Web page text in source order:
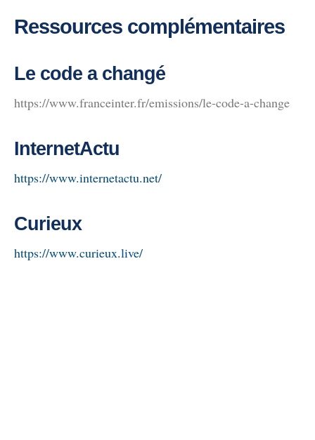
Ressources complémentaires
Le code a changé
https://www.franceinter.fr/emissions/le-code-a-change
InternetActu
https://www.internetactu.net/
Curieux
https://www.curieux.live/